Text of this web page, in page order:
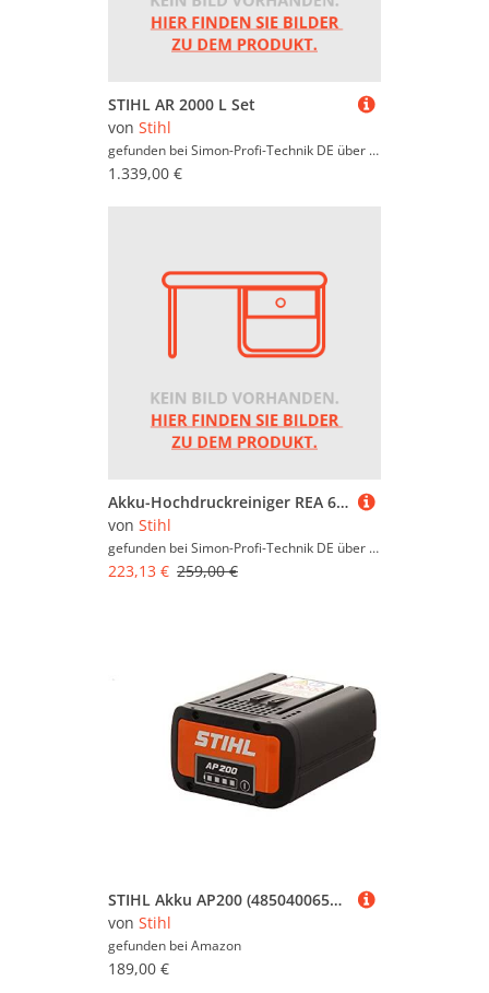
STIHL AR 2000 L Set
von Stihl
gefunden bei Simon-Profi-Technik DE über
Simon-Profi-
1.339,00 €
Akku-Hochdruckreiniger REA 60 Plus - AK-System - Grundgerät
von Stihl
gefunden bei Simon-Profi-Technik DE über
Simon-Profi-
223,13 € 259,00 €
STIHL Akku AP200 (48504006560)
von Stihl
gefunden bei Amazon
189,00 €